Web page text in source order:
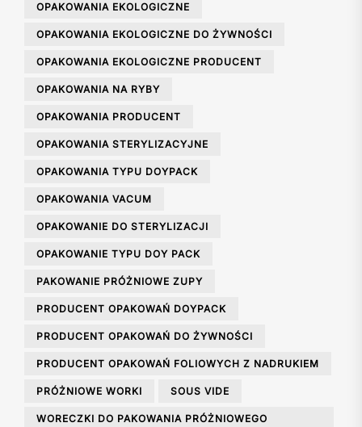
OPAKOWANIA EKOLOGICZNE
OPAKOWANIA EKOLOGICZNE DO ŻYWNOŚCI
OPAKOWANIA EKOLOGICZNE PRODUCENT
OPAKOWANIA NA RYBY
OPAKOWANIA PRODUCENT
OPAKOWANIA STERYLIZACYJNE
OPAKOWANIA TYPU DOYPACK
OPAKOWANIA VACUM
OPAKOWANIE DO STERYLIZACJI
OPAKOWANIE TYPU DOY PACK
PAKOWANIE PRÓŻNIOWE ZUPY
PRODUCENT OPAKOWAŃ DOYPACK
PRODUCENT OPAKOWAŃ DO ŻYWNOŚCI
PRODUCENT OPAKOWAŃ FOLIOWYCH Z NADRUKIEM
PRÓŻNIOWE WORKI SOUS VIDE
WORECZKI DO PAKOWANIA PRÓŻNIOWEGO